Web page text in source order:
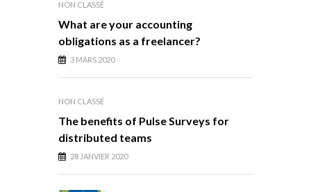
NON CLASSÉ
What are your accounting
obligations as a freelancer?
3 MARS 2020
NON CLASSÉ
The benefits of Pulse Surveys for
distributed teams
28 JANVIER 2020